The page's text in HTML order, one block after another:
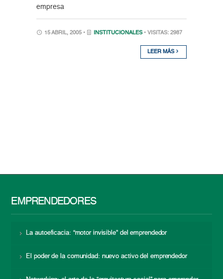
empresa
15 ABRIL, 2005 • INSTITUCIONALES • VISITAS: 2987
LEER MÁS
EMPRENDEDORES
La autoeficacia: “motor invisible” del emprendedor
El poder de la comunidad: nuevo activo del emprendedor